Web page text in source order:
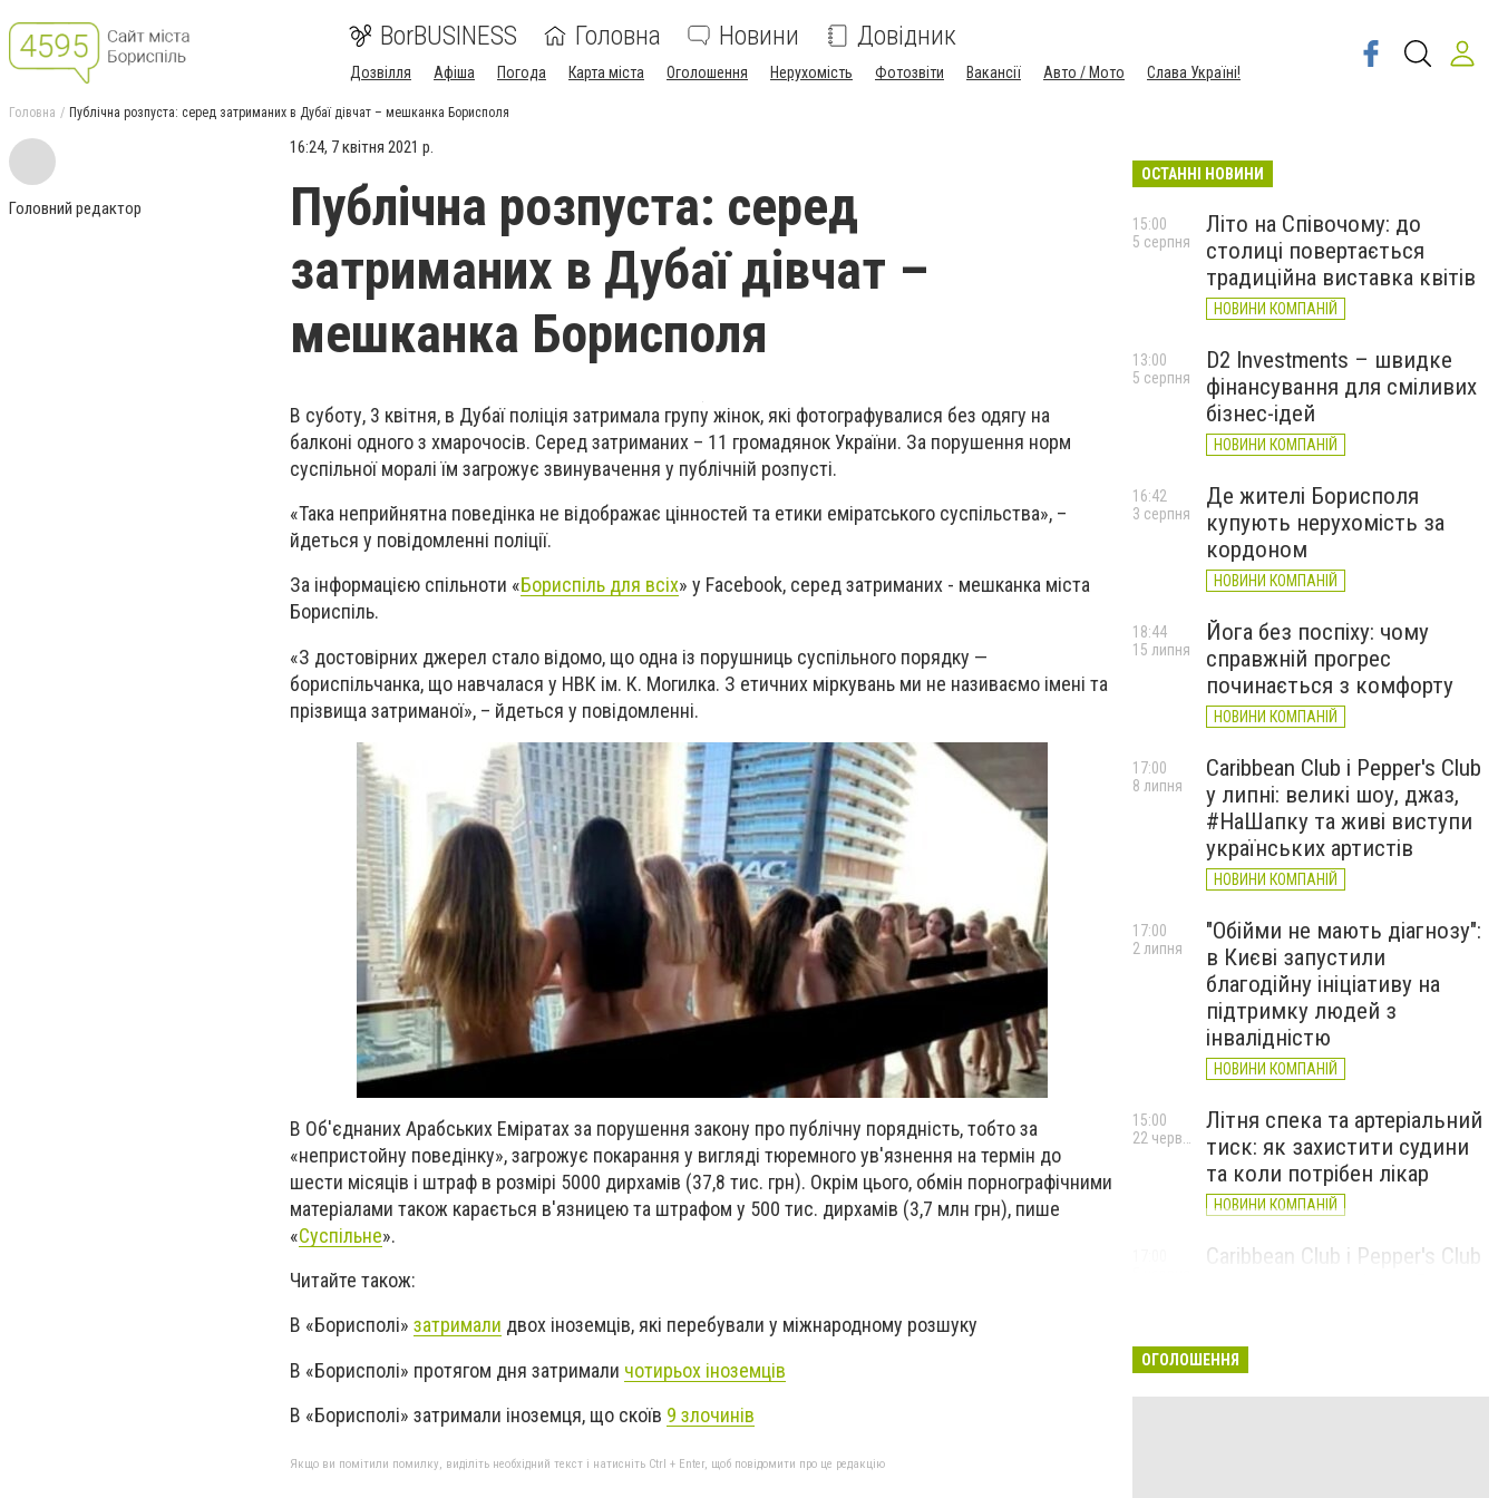
BorBUSINESS Головна Новини Довідник
Дозвілля Афіша Погода Карта міста Оголошення Нерухомість Фотозвіти Вакансії Авто / Мото Слава Україні!
Головна Публічна розпуста: серед затриманих в Дубаї дівчат – мешканка Борисполя
Головний редактор
16:24, 7 квітня 2021 р.
Публічна розпуста: серед
затриманих в Дубаї дівчат –
мешканка Борисполя
В суботу, 3 квітня, в Дубаї поліція затримала групу жінок, які фотографувалися без одягу на
балконі одного з хмарочосів. Серед затриманих – 11 громадянок України. За порушення норм
суспільної моралі їм загрожує звинувачення у публічній розпусті.
«Така неприйнятна поведінка не відображає цінностей та етики еміратського суспільства», –
йдеться у повідомленні поліції.
За інформацією спільноти «Бориспіль для всіх» у Facebook, серед затриманих - мешканка міста
Бориспіль.
«З достовірних джерел стало відомо, що одна із порушниць суспільного порядку —
бориспільчанка, що навчалася у НВК ім. К. Могилка. З етичних міркувань ми не називаємо імені та
прізвища затриманої», – йдеться у повідомленні.
В Об'єднаних Арабських Еміратах за порушення закону про публічну порядність, тобто за
«непристойну поведінку», загрожує покарання у вигляді тюремного ув'язнення на термін до
шести місяців і штраф в розмірі 5000 дирхамів (37,8 тис. грн). Окрім цього, обмін порнографічними
матеріалами також карається в'язницею та штрафом у 500 тис. дирхамів (3,7 млн грн), пише
«Суспільне».
Читайте також:
В «Борисполі» затримали двох іноземців, які перебували у міжнародному розшуку
В «Борисполі» протягом дня затримали чотирьох іноземців
В «Борисполі» затримали іноземця, що скоїв 9 злочинів
Якщо ви помітили помилку, виділіть необхідний текст і натисніть Ctrl + Enter, щоб повідомити про це редакцію
ОСТАННІ НОВИНИ
Літо на Співочому: до
столиці повертається
традиційна виставка квітів
НОВИНИ КОМПАНІЙ
15:00
5 серпня
D2 Investments – швидке
фінансування для сміливих
бізнес-ідей
НОВИНИ КОМПАНІЙ
13:00
5 серпня
Де жителі Борисполя
купують нерухомість за
кордоном
НОВИНИ КОМПАНІЙ
16:42
3 серпня
Йога без поспіху: чому
справжній прогрес
починається з комфорту
НОВИНИ КОМПАНІЙ
18:44
15 липня
Caribbean Club і Pepper's Club
у липні: великі шоу, джаз,
#НаШапку та живі виступи
українських артистів
НОВИНИ КОМПАНІЙ
17:00
8 липня
"Обійми не мають діагнозу":
в Києві запустили
благодійну ініціативу на
підтримку людей з
інвалідністю
НОВИНИ КОМПАНІЙ
17:00
2 липня
Літня спека та артеріальний
тиск: як захистити судини
та коли потрібен лікар
НОВИНИ КОМПАНІЙ
15:00
Caribbean Club і Pepper's Club
НОВИНИ КОМПАНІЙ
ОГОЛОШЕННЯ